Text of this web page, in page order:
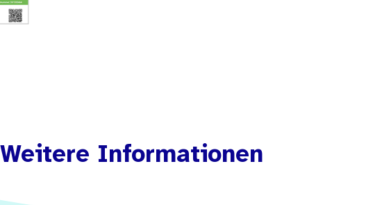
Weitere Informationen